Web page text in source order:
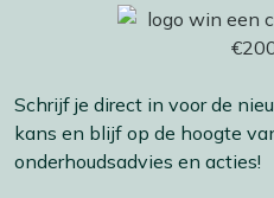
Schrijf je direct in voor de
kans en blijf op de hoogte
onderhoudsadvies en acties!